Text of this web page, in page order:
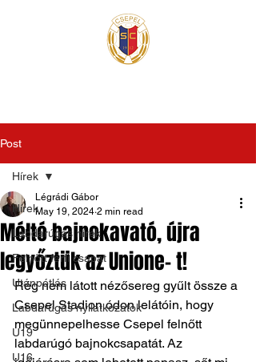
Post
Hírek
Labdarúgás hírek
Felnőtt férfi csapat
Utánpótlás
Labdarúgás nyilatkozatok
U19
U16
Hírek
Méltó bajnokavató, újra
legyőztük az Unione- t!
Légrádi Gábor
May 19, 2024 2 min read
Rég nem látott nézősereg gyűlt össze a
Csepel Stadion ódon lelátóin, hogy
megünnepelhesse Csepel felnőtt
labdarúgó bajnokcsapatát. Az